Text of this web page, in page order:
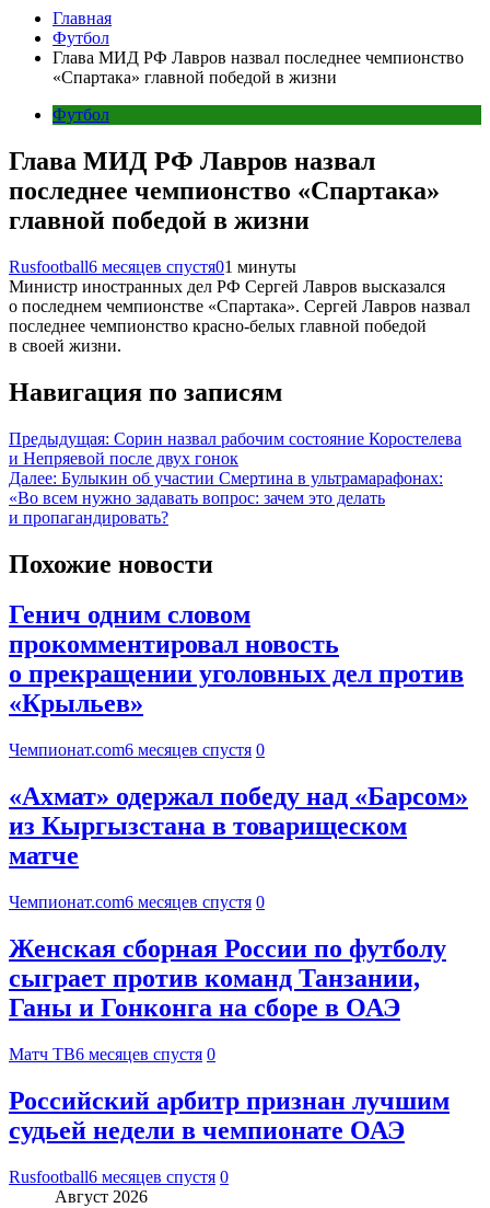
Главная
Футбол
Глава МИД РФ Лавров назвал последнее чемпионство
«Спартака» главной победой в жизни
Футбол
Глава МИД РФ Лавров назвал
последнее чемпионство «Спартака»
главной победой в жизни
Rusfootball6 месяцев спустя01 минуты
Министр иностранных дел РФ Сергей Лавров высказался
о последнем чемпионстве «Спартака». Сергей Лавров назвал
последнее чемпионство красно-белых главной победой
в своей жизни.
Навигация по записям
Предыдущая: Сорин назвал рабочим состояние Коростелева
и Непряевой после двух гонок
Далее: Булыкин об участии Смертина в ультрамарафонах:
«Во всем нужно задавать вопрос: зачем это делать
и пропагандировать?
Похожие новости
Генич одним словом
прокомментировал новость
о прекращении уголовных дел против
«Крыльев»
Чемпионат.com6 месяцев спустя 0
«Ахмат» одержал победу над «Барсом»
из Кыргызстана в товарищеском
матче
Чемпионат.com6 месяцев спустя 0
Женская сборная России по футболу
сыграет против команд Танзании,
Ганы и Гонконга на сборе в ОАЭ
Матч ТВ6 месяцев спустя 0
Российский арбитр признан лучшим
судьей недели в чемпионате ОАЭ
Rusfootball6 месяцев спустя 0
Август 2026